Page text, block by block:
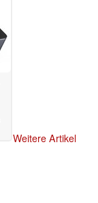
Weitere Artikel